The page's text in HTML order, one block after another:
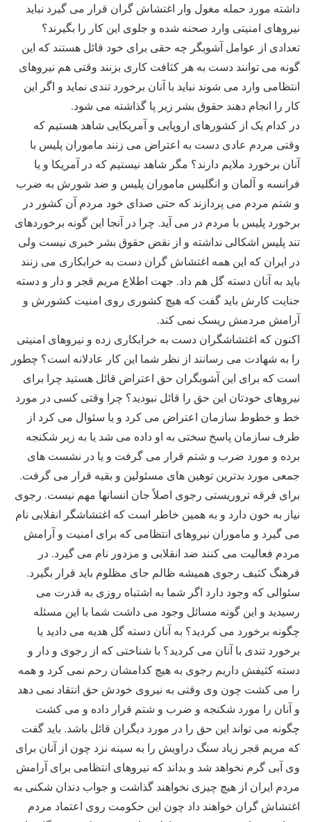
داشته مورد حمله مغول وار اغتشاش گران قرار می گیرد نباید
نیروهای امنیتی وارد صحنه شده و جلوی این کار را بگیرند؟
تعدادی از عوامل آشوبگر چه حقی برای خود قائل هستند که این
گونه می توانند دست به هر کثافت کاری بزنند وقتی هم نیروهای
انتظامی وارد می شوند نباید با آنان برخورد تندی نماید و اگر این
کار را انجام دهند حقوق بشر زیر پا گذاشته می شود.
در کدام یک از کشورهای اروپایی و آمریکایی شاهد هستیم که
وقتی مردم عادی دست به اعتراض می زنند ماموران پلیس با
آنان برخورد ملایم دارند؟ مگر شاهد نیستیم که در آمریکا و یا
فرانسه و آلمان و انگلیس ماموران پلیس و ضد شورش به ضرب
و شتم مردم می پردازند که حتی صدای خود مردم آن کشور در
برخورد پلیس با مردم در می آید. چرا در آنجا این گونه برخوردهای
تند پلیس اشکالی نداشته و از نقض حقوق بشر خبری نیست ولی
در ایران که این همه اغتشاش گران دست به خرابکاری می زنند
باید به آنان دسته گل هم داد. جهت اطلاع مریم قجر و دار و دسته
جنایت کارش باید گفت که هیچ کشوری روی امنیت کشورش و
آرامش مردمش ریسک نمی کند.
اکنون که اغتشاشگران دست به خرابکاری زده و نیروهای امنیتی
را به شهادت می رسانند از نظر شما این کار عادلانه است؟ چطور
است که برای این آشوبگران حق اعتراض قائل هستید چرا برای
نیروهای خودتان این حق را قائل نبودید؟ چرا وقتی کسی در مورد
خط و خطوط سازمان اعتراض می کرد و یا سئوال می کرد از
طرف سازمان پاسخ سختی به او داده می شد یا به زیر شکنجه
برده و مورد ضرب و شتم قرار می گرفت و یا در نشست های
جمعی مورد بدترین توهین های مسئولین و بقیه قرار می گرفت.
برای فرقه تروریستی رجوی اصلاً جان انسانها مهم نیست. رجوی
نیاز به خون دارد و به همین خاطر است که اغتشاشگر انقلابی نام
می گیرد و ماموران نیروهای انتظامی که برای امنیت و آرامش
مردم فعالیت می کنند ضد انقلابی و مزدور نام می گیرد. در
فرهنگ کثیف رجوی همیشه ظالم جای مظلوم باید قرار بگیرد.
سئوالی که وجود دارد اگر شما به اشتباه روزی به قدرت می
رسیدید و این گونه مسائل وجود می داشت شما با این مسئله
چگونه برخورد می کردید؟ به آنان دسته گل هدیه می دادید یا
برخورد تندی با آنان می کردید؟ با شناختی که از رجوی و دار و
دسته کثیفش داریم رجوی به هیچ کدامشان رحم نمی کرد و همه
را می کشت چون وی وقتی به نیروی خودش حق انتقاد نمی دهد
و آنان را مورد شکنجه و ضرب و شتم قرار داده و می کشت
چگونه می تواند این حق را در مورد دیگران قائل باشد. باید گفت
که مریم قجر زیاد سنگ دراویش را به سینه نزد چون از آنان برای
وی آبی گرم نخواهد شد و بداند که نیروهای انتظامی برای آرامش
مردم ایران از هیچ چیزی نخواهند گذاشت و جواب دندان شکنی به
اغتشاش گران خواهند داد چون این حکومت روی اعتماد مردم